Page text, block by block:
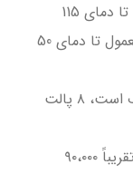
(2دقیقه تا دمای 115
درجه، 10 دقیقه در دمای 90 درجه و بطور معمول تا دمای 50
۳ نقطه اندازه‌گیری توسط کاربر قابل تعریف است، ۸ پالت
حافظه داخلی ۱۶ گیگابایتی، فضایی برای تقریباً ۹۰،۰۰۰